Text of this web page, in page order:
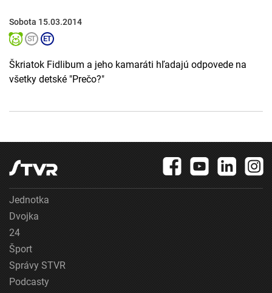
Sobota 15.03.2014
Škriatok Fidlibum a jeho kamaráti hľadajú odpovede na
všetky detské "Prečo?"
Jednotka
Dvojka
24
Šport
Správy STVR
Podcasty